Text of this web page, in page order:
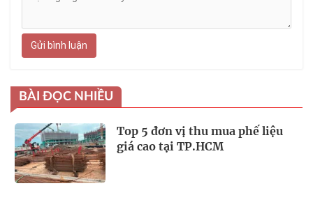
Gửi bình luận
BÀI ĐỌC NHIỀU
Top 5 đơn vị thu mua phế liệu
giá cao tại TP.HCM